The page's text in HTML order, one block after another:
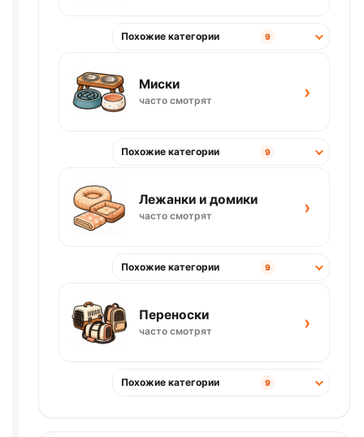
Похожие категории 9
Миски
часто смотрят ›
Похожие категории 9
Лежанки и домики
часто смотрят ›
Похожие категории 9
Переноски
часто смотрят ›
Похожие категории 9